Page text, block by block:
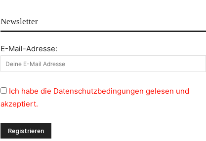
Newsletter
E-Mail-Adresse:
Ich habe die Datenschutzbedingungen gelesen und
akzeptiert.